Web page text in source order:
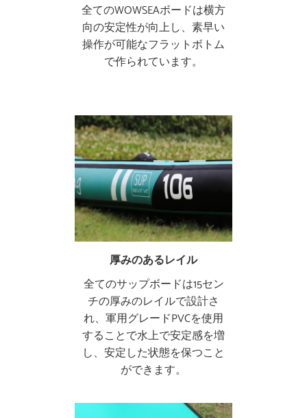
全てのWOWSEAボードは横方
向の安定性が向上し、素早い
操作が可能なフラットボトム
で作られています。
厚みのあるレイル
全てのサップボードは15セン
チの厚みのレイルで設計さ
れ、軍用グレードPVCを使用
することで水上で安定感を増
し、安定した状態を保つこと
ができます。